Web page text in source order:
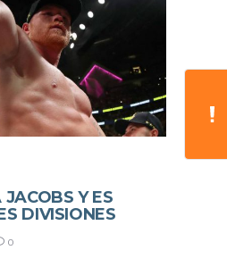
Y ES
DIVISIONES
0